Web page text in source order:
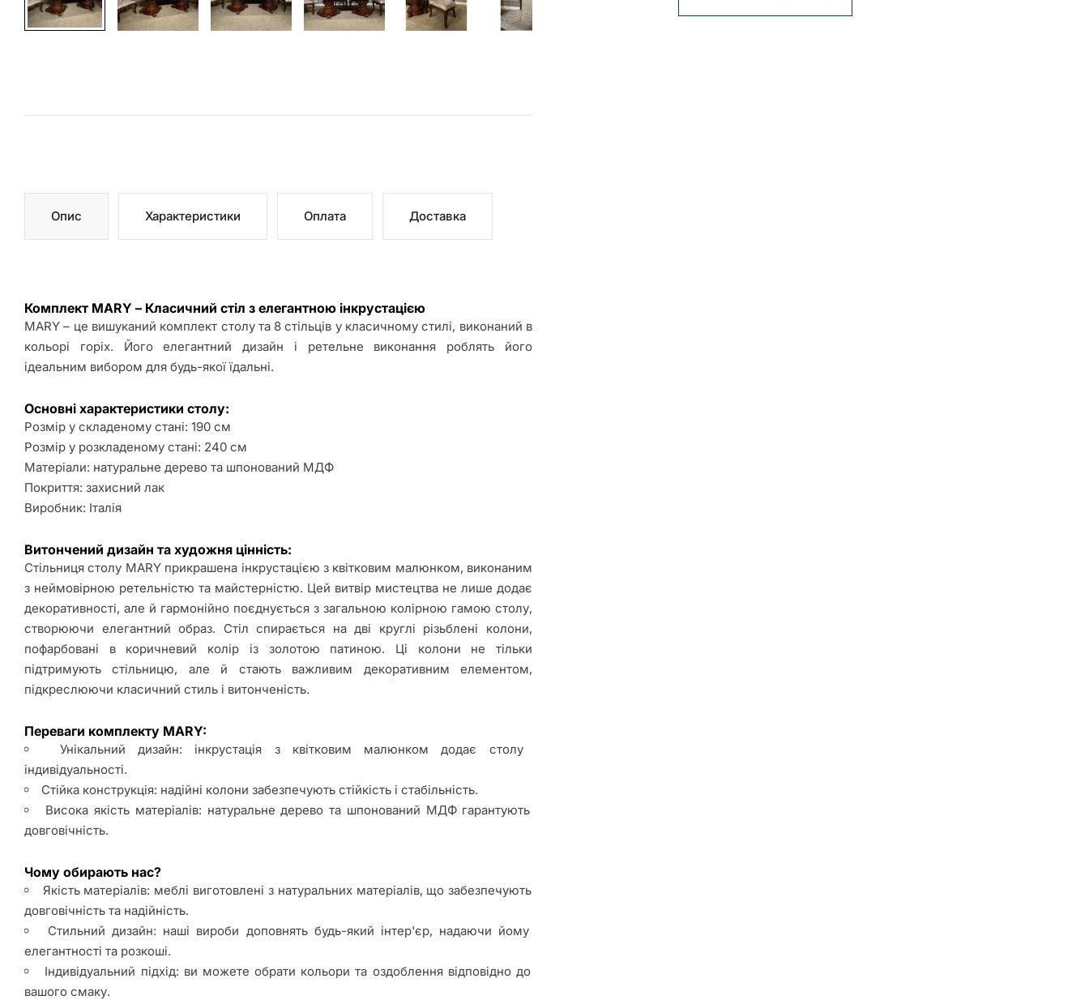
Стільці
Електрокаміни
Знижки
Про
Joss виробникита оплата
Опис Характеристики Оплата Доставка
Комплект MARY – Класичний стіл з елегантною інкрустацією
MARY – це вишуканий комплект столу та 8 стільців у класичному стилі, виконаний в
кольорі горіх. Його елегантний дизайн і ретельне виконання роблять його
ідеальним вибором для будь-якої їдальні.
Основні характеристики столу:
Розмір у складеному стані: 190 см
Розмір у розкладеному стані: 240 см
Матеріали: натуральне дерево та шпонований МДФ
Покриття: захисний лак
Виробник: Італія
Витончений дизайн та художня цінність:
Стільниця столу MARY прикрашена інкрустацією з квітковим малюнком, виконаним
з неймовірною ретельністю та майстерністю. Цей витвір мистецтва не лише додає
декоративності, але й гармонійно поєднується з загальною колірною гамою столу,
створюючи елегантний образ. Стіл спирається на дві круглі різьблені колони,
пофарбовані в коричневий колір із золотою патиною. Ці колони не тільки
підтримують стільницю, але й стають важливим декоративним елементом,
підкреслюючи класичний стиль і витонченість.
Переваги комплекту MARY:
Унікальний дизайн: інкрустація з квітковим малюнком додає столу
індивідуальності.
Стійка конструкція: надійні колони забезпечують стійкість і стабільність.
Висока якість матеріалів: натуральне дерево та шпонований МДФ гарантують
довговічність.
Чому обирають нас?
Якість матеріалів: меблі виготовлені з натуральних матеріалів, що забезпечують
довговічність та надійність.
Стильний дизайн: наші вироби доповнять будь-який інтер'єр, надаючи йому
елегантності та розкоші.
Індивідуальний підхід: ви можете обрати кольори та оздоблення відповідно до
вашого смаку.